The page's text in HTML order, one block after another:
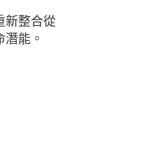
新整合從
能。